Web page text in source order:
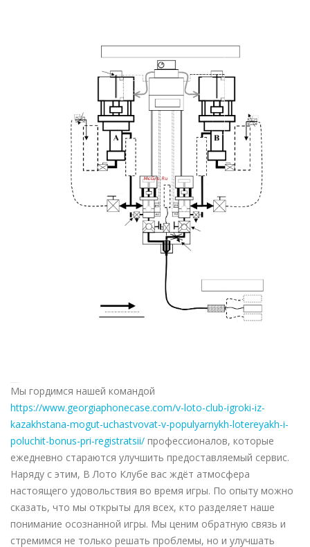
Мы гордимся нашей командой
https://www.georgiaphonecase.com/v-loto-club-igroki-iz-
kazakhstana-mogut-uchastvovat-v-populyarnykh-lotereyakh-i-
poluchit-bonus-pri-registratsii/ профессионалов, которые
ежедневно стараются улучшить предоставляемый сервис.
Наряду с этим, В Лото Клубе вас ждёт атмосфера
настоящего удовольствия во время игры. По опыту можно
сказать, что мы открыты для всех, кто разделяет наше
понимание осознанной игры. Мы ценим обратную связь и
стремимся не только решать проблемы, но и улучшать